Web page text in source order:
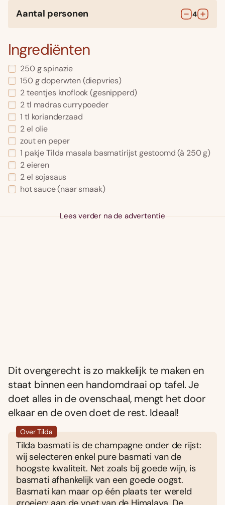
Aantal personen 4
Ingrediënten
250 g spinazie
150 gdoperwten(diepvries)
2teentjes knoflook(gesnipperd)
2tl madras currypoeder
1 tl korianderzaad
2el olie
zout en peper
1 pakjeTilda masala basmatirijst gestoomd(à 250 g)
2eieren
2el sojasaus
hot sauce(naar smaak)
Lees verder na de advertentie
Dit ovengerecht is zo makkelijk te maken en
staat binnen een handomdraai op tafel. Je
doet alles in de ovenschaal, mengt het door
elkaar en de oven doet de rest. Ideaal!
Over Tilda
Tilda basmati is de champagne onder de rijst:
wij selecteren enkel pure basmati van de
hoogste kwaliteit. Net zoals bij goede wijn, is
basmati afhankelijk van een goede oogst.
Basmati kan maar op één plaats ter wereld